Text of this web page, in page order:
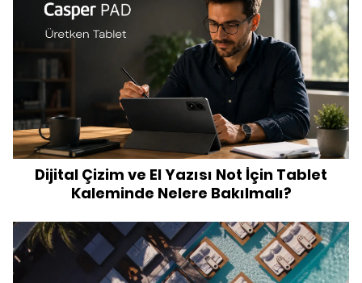
Dijital Çizim ve El Yazısı Not İçin Tablet
Kaleminde Nelere Bakılmalı?